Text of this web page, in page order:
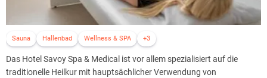
Sauna Hallenbad Wellness & SPA +3
Das Hotel Savoy Spa & Medical ist vor allem spezialisiert auf die
traditionelle Heilkur mit hauptsächlicher Verwendung von